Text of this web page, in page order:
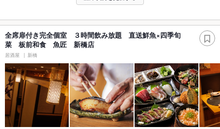
全席扉付き完全個室 ３時間飲み放題 直送鮮魚×四季旬
菜 板前和食 魚匠 新橋店
居酒屋 新橋